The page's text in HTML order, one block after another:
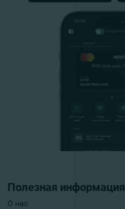
Полезная информация
О нас